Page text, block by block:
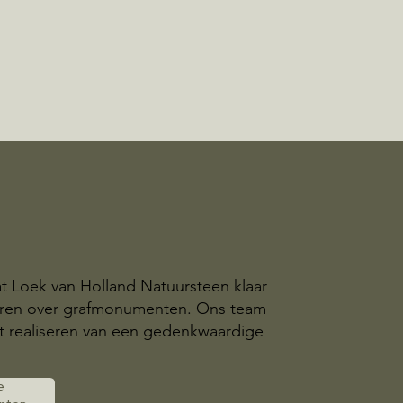
Loek van Holland Natuursteen klaar
over grafmonumenten. Ons team
van een gedenkwaardige